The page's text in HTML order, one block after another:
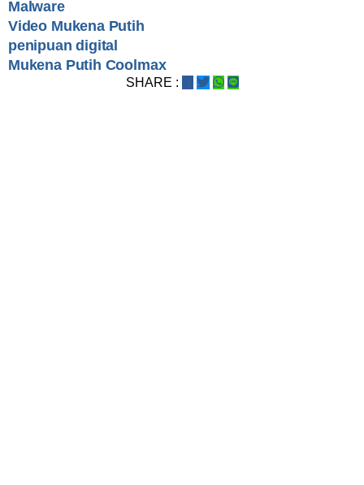
Malware
Video Mukena Putih
penipuan digital
Mukena Putih Coolmax
SHARE :